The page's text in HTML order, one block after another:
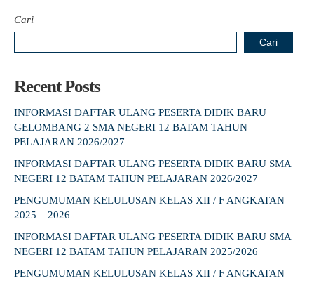
Cari
Cari
Recent Posts
INFORMASI DAFTAR ULANG PESERTA DIDIK BARU
GELOMBANG 2 SMA NEGERI 12 BATAM TAHUN
PELAJARAN 2026/2027
INFORMASI DAFTAR ULANG PESERTA DIDIK BARU SMA
NEGERI 12 BATAM TAHUN PELAJARAN 2026/2027
PENGUMUMAN KELULUSAN KELAS XII / F ANGKATAN
2025 – 2026
INFORMASI DAFTAR ULANG PESERTA DIDIK BARU SMA
NEGERI 12 BATAM TAHUN PELAJARAN 2025/2026
PENGUMUMAN KELULUSAN KELAS XII / F ANGKATAN